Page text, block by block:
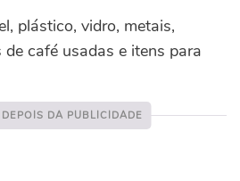
plástico, vidro, metais,
café usadas e itens para